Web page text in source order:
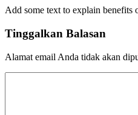
Add some text to explain benefits
Tinggalkan Balasan
Alamat email Anda tidak akan